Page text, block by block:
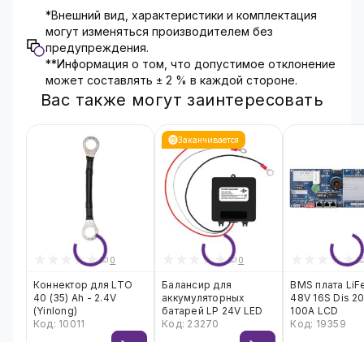
*Внешний вид, характеристики и комплектация
могут изменяться производителем без
предупреждения.
**Информация о том, что допустимое отклонение
может составлять ± 2 % в каждой стороне.
Вас также могут заинтересовать
0
Коннектор для LTO
40 (35) Ah - 2.4V
(Yinlong)
Код: 10011
Заканчивается
0
Балансир для
аккумуляторных
батарей LP 24V LED
Код: 23270
BMS плата
48V 16S Dis
100A LCD
Код: 19359